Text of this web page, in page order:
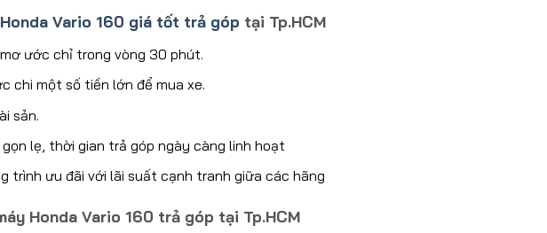
Honda Vario 160 giá tốt trả góp tại Tp.HCM
ước chỉ trong vòng 30 phút.
chi một số tiền lớn để mua xe.
sản.
lẹ, thời gian trả góp ngày càng linh hoạt
trình ưu đãi với lãi suất cạnh tranh giữa các hãng
Honda Vario 160 trả góp tại Tp.HCM